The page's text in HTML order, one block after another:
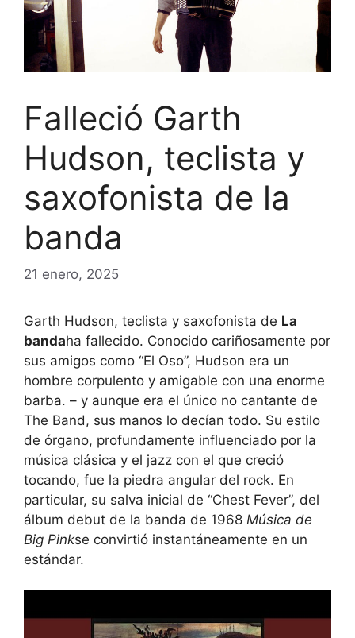
Falleció Garth
Hudson, teclista y
saxofonista de la
banda
21 enero, 2025
Garth Hudson, teclista y saxofonista de La
bandaha fallecido. Conocido cariñosamente por
sus amigos como “El Oso”, Hudson era un
hombre corpulento y amigable con una enorme
barba. – y aunque era el único no cantante de
The Band, sus manos lo decían todo. Su estilo
de órgano, profundamente influenciado por la
música clásica y el jazz con el que creció
tocando, fue la piedra angular del rock. En
particular, su salva inicial de “Chest Fever”, del
álbum debut de la banda de 1968 Música de
Big Pinkse convirtió instantáneamente en un
estándar.